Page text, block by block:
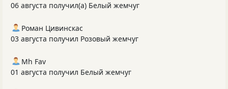
06 августа получил(а) Белый жемчуг
Роман Цивинскас
03 августа получил Розовый жемчуг
Mh Fav
01 августа получил Белый жемчуг